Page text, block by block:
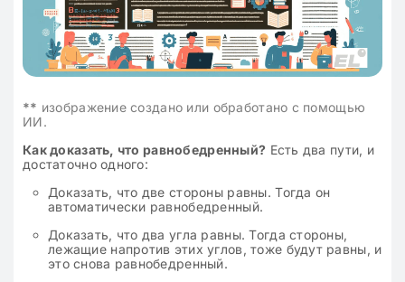
** изображение создано или обработано с помощью
ИИ.
Как доказать, что равнобедренный? Есть два пути, и
достаточно одного:
Доказать, что две стороны равны. Тогда он
автоматически равнобедренный.
Доказать, что два угла равны. Тогда стороны,
лежащие напротив этих углов, тоже будут равны, и
это снова равнобедренный.